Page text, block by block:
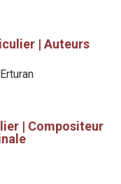
| Auteurs
| Compositeur